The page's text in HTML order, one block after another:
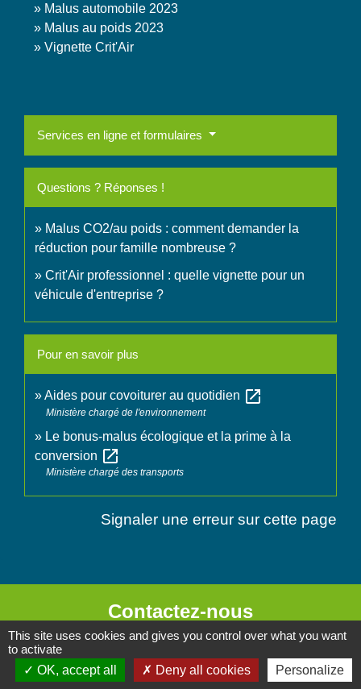
Malus automobile 2023
Malus au poids 2023
Vignette Crit'Air
Services en ligne et formulaires
Questions ? Réponses !
Malus CO2/au poids : comment demander la
réduction pour famille nombreuse ?
Crit'Air professionnel : quelle vignette pour un
véhicule d'entreprise ?
Pour en savoir plus
Aides pour covoiturer au quotidien open_in_new
Ministère chargé de l'environnement
Le bonus-malus écologique et la prime à la
conversion open_in_new
Ministère chargé des transports
Signaler une erreur sur cette page
Contactez-nous
Commune de Chignin
52 Place de la Mairie - Le Chef Lieu
This site uses cookies and gives you control over what you want
to activate
OK, accept all
Deny all cookies Personalize